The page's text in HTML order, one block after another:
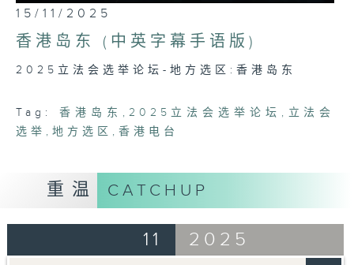
0
seconds
of
0
15/11/2025
香港岛东 (中英字幕手语版)
2025立法会选举论坛-地方选区:香港岛东
Tag: 香港岛东 , 2025立法会选举论坛 , 立法会
选举 ,地方选区 ,香港电台
重温 CATCHUP
11 2025